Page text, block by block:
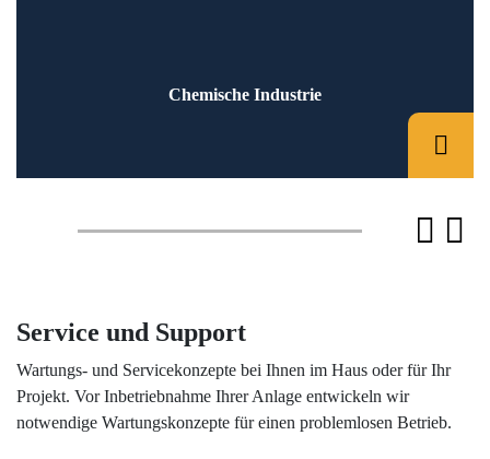
Chemische Industrie
Service und Support
Wartungs- und Servicekonzepte bei Ihnen im Haus oder für Ihr
Projekt. Vor Inbetriebnahme Ihrer Anlage entwickeln wir
notwendige Wartungskonzepte für einen problemlosen Betrieb.